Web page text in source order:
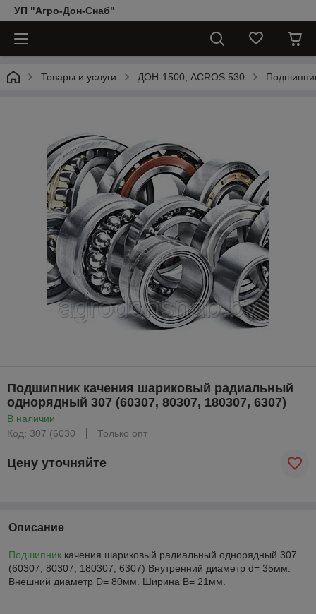
УП "Агро-Дон-Снаб"
Товары и услуги ДОН-1500, АCROS 530
Подшипник качения шариковый радиальный
однорядный 307 (60307, 80307, 180307, 6307)
В наличии
Код: 307 (6030
Только опт
Цену уточняйте
Описание
Подшипник качения шариковый радиальный однорядный 307
(60307, 80307, 180307, 6307) Внутренний диаметр d= 35мм.
Внешний диаметр D= 80мм. Ширина B= 21мм.